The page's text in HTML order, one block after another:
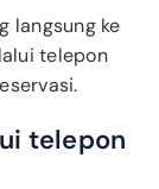
langsung ke
telepon
telepon